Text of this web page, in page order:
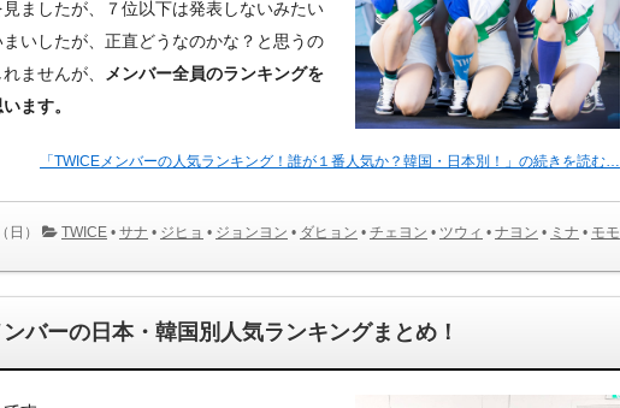
ましたが、７位以下は発表しないみたい
いしたが、正直どうなのかな？と思うの
ませんが、 メンバー全員のランキングを
ます。
「TWICEメンバーの人気ランキング！誰が１番人気か？韓国・日本別！」の続きを読む…
） TWICE • サナ • ジヒョ • ジョンヨン • ダヒョン • チェヨン • ツウィ • ナヨン • ミナ • モモ
バーの日本・韓国別人気ランキングまとめ！